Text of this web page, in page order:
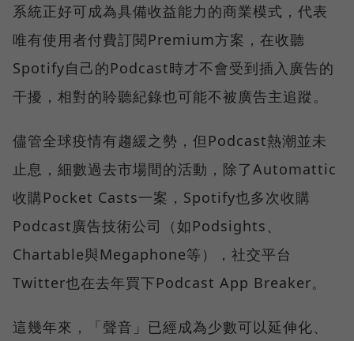
系統正好可成為具備收益能力的商業模式，代表
唯有使用者付費訂閱Premium方案，在收聽
Spotify自己的Podcast時才不會受到插入廣告的
干擾，相對的聆聽紀錄也可能不被廣告主追蹤。
儘管全球疫情有趨緩之勢，但Podcast熱潮並未
止息，細數過去市場間的活動，除了Automattic
收購Pocket Casts一案，Spotify也多次收購
Podcast廣告技術公司（如Podsights、
Chartable與Megaphone等），社交平台
Twitter也在去年買下Podcast App Breaker。
這幾年來，「聲音」已經成為少數可以延伸化、